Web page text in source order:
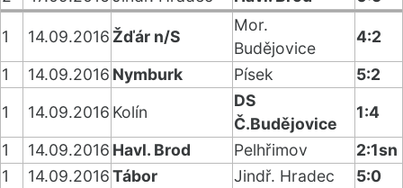
1 14.09.2016 Žďár n/S
Mor.
Budějovice
4:2
1
14.09.2016 Nymburk Písek
5:2
1
14.09.2016 Kolín
DS
Č.Budějovice
1:4
1
14.09.2016 Havl. Brod Pelhřimov
2:1sn
1
14.09.2016Tábor Jindř. Hradec 5:0